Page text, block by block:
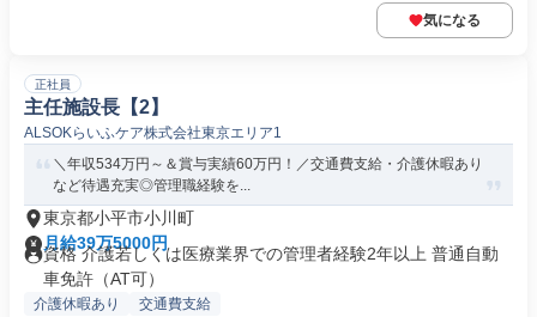
気になる
正社員
主任施設長【2】
ALSOKらいふケア株式会社東京エリア1
＼年収534万円～＆賞与実績60万円！／交通費支給・介護休暇あり
など待遇充実◎管理職経験を...
東京都小平市小川町
月給39万5000円
資格 介護若しくは医療業界での管理者経験2年以上 普通自動
車免許（AT可）
介護休暇あり 交通費支給